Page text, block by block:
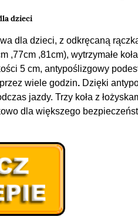
dzieci
dla dzieci, z odkręcaną
,77cm ,81cm), wytrzymałe
5 cm, antypoślizgowy
wiele godzin. Dzięki
jazdy. Trzy koła z
dla większego